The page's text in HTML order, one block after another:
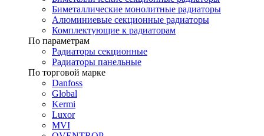
Биметаллические монолитные радиаторы
Алюминиевые секционные радиаторы
Комплектующие к радиаторам
По параметрам
Радиаторы секционные
Радиаторы панельные
По торговой марке
Danfoss
Global
Kermi
Luxor
MVI